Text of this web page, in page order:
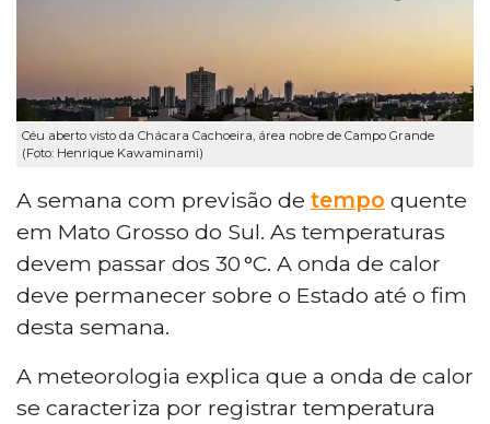
Céu aberto visto da Chácara Cachoeira, área nobre de Campo Grande
(Foto: Henrique Kawaminami)
A semana com previsão de tempo quente
em Mato Grosso do Sul. As temperaturas
devem passar dos 30 °C. A onda de calor
deve permanecer sobre o Estado até o fim
desta semana.
A meteorologia explica que a onda de calor
se caracteriza por registrar temperatura